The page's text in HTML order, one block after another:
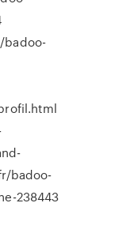
badoo-
badoo-
238443